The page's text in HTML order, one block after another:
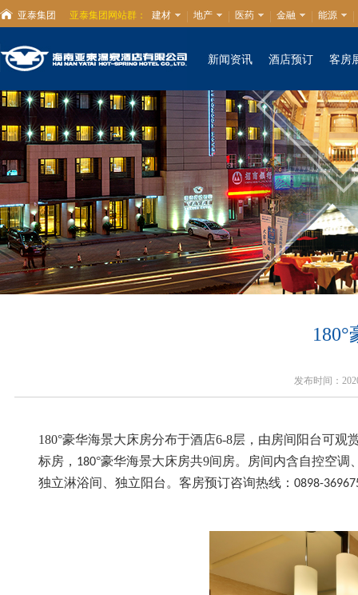
亚泰集团 亚泰集团网站群： 建材 地产 医药 金融 能源
新闻资讯 酒店预订 客房
发布时间：
180°豪华海景大床房分布于酒店6-8层，由房间阳台可观
标房， 180°豪华海景大床房共9间房。房间内含自控空调
独立淋浴间、独立阳台。客房预订咨询热线： 0898-